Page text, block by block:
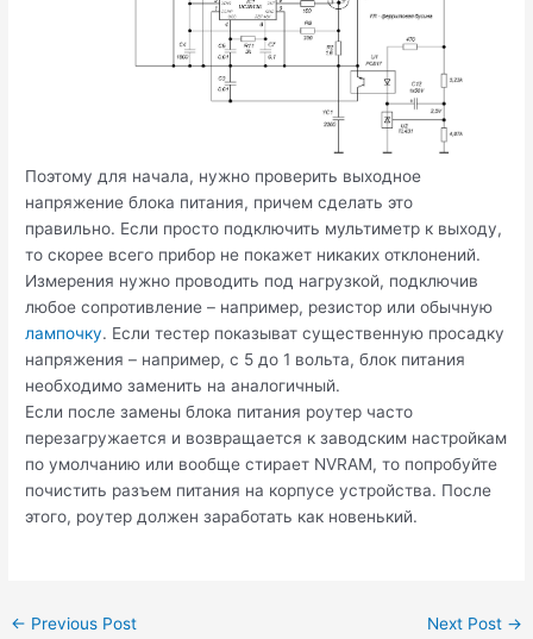
Поэтому для начала, нужно проверить выходное
напряжение блока питания, причем сделать это
правильно. Если просто подключить мультиметр к выходу,
то скорее всего прибор не покажет никаких отклонений.
Измерения нужно проводить под нагрузкой, подключив
любое сопротивление – например, резистор или обычную
лампочку. Если тестер показыват существенную просадку
напряжения – например, с 5 до 1 вольта, блок питания
необходимо заменить на аналогичный.
Если после замены блока питания роутер часто
перезагружается и возвращается к заводским настройкам
по умолчанию или вообще стирает NVRAM, то попробуйте
почистить разъем питания на корпусе устройства. После
этого, роутер должен заработать как новенький.
Post
← Previous Post Next Post →